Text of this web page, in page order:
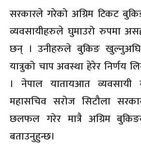
सरकारले गरेको अग्रिम टिकट
व्यवसायीहरुले घुमाउरो रुपमा
छन् । उनीहरुले बुकिङ
यात्रुको चाप अवस्था हेरेर निर्णय
। नेपाल यातायआत व्यवसायी
महासचिव सरोज सिटौला
छलफल गरेर मात्रै अग्रिम
बताउनुहुन्छ।